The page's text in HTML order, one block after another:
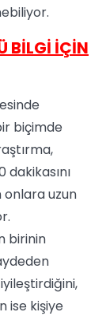
BİLGİ İÇİN
biçimde
dakikasını
onlara uzun
birinin
ise kişiye